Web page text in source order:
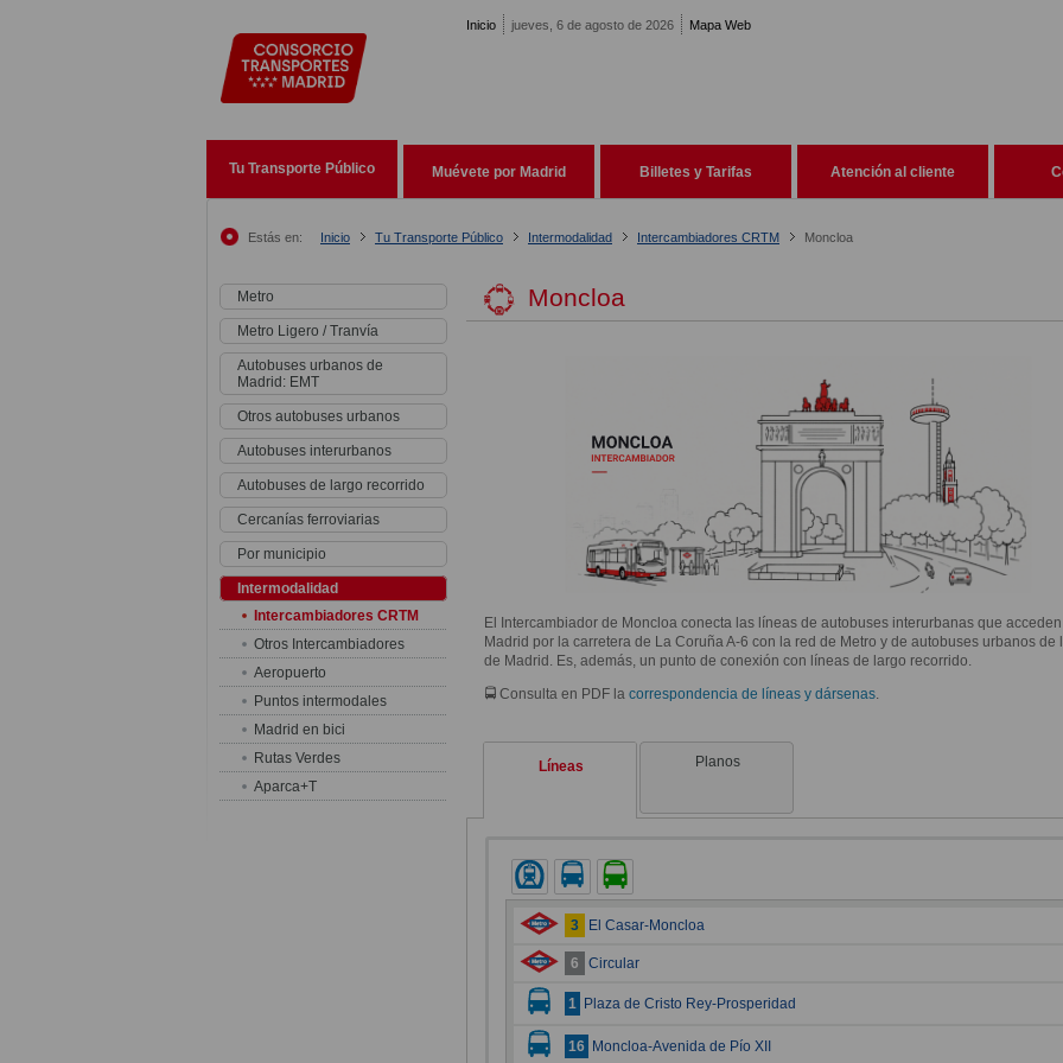
Inicio jueves, 6 de agosto de 2026 Mapa Web
Tu Transporte Público Muévete por Madrid Billetes y Tarifas Atención al cliente
Estás en: Inicio Tu Transporte Público Intermodalidad Intercambiadores CRTM Moncloa
Metro
Metro Ligero / Tranvía
Autobuses urbanos de
Madrid: EMT
Otros autobuses urbanos
Autobuses interurbanos
Autobuses de largo recorrido
Cercanías ferroviarias
Por municipio
Intermodalidad
Intercambiadores CRTM
Otros Intercambiadores
Aeropuerto
Puntos intermodales
Madrid en bici
Rutas Verdes
Aparca+T
Moncloa
El Intercambiador de Moncloa conecta las líneas de autobuses interurbanas que acceden
Madrid por la carretera de La Coruña A-6 con la red de Metro y de autobuses urbanos de
de Madrid. Es, además, un punto de conexión con líneas de largo recorrido.
🚍 Consulta en PDF la correspondencia de líneas y dársenas.
Líneas Planos
Metro Autobus urbano de Madrid (EMT)
Autobus interurbano
3 El Casar-Moncloa
6 Circular
1 Plaza de Cristo Rey-Prosperidad
16 Moncloa-Avenida de Pío XII